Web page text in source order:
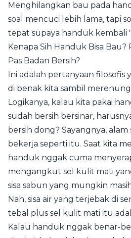
Menghilangkan bau pada
soal mencuci lebih lama, tapi
tepat supaya handuk kembali
Kenapa Sih Handuk Bisa Bau?
Pas Badan Bersih?
Ini adalah pertanyaan filosofis
di benak kita sambil
Logikanya, kalau kita pakai
sudah bersih bersinar,
bersih dong? Sayangnya,
bekerja seperti itu. Saat kita
handuk nggak cuma
mengangkut sel kulit mati
sisa sabun yang mungkin
Nah, sisa air yang terjebak di
tebal plus sel kulit mati itu
Kalau handuk nggak benar-